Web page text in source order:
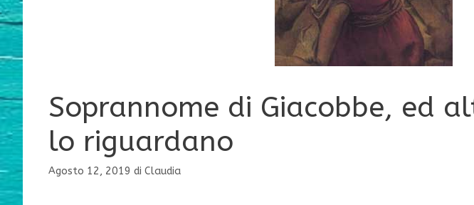
Soprannome di Giacobbe, ed
lo riguardano
Agosto 12, 2019 di Claudia